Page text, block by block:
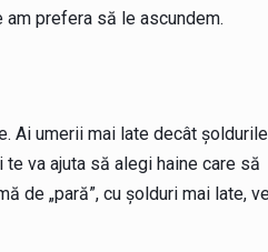
prefera să le ascundem.
umerii mai late decât
va ajuta să alegi haine care să
de „pară”, cu șolduri mai late,